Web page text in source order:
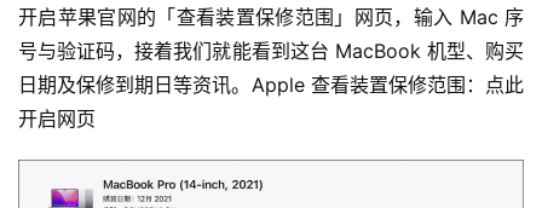
开启苹果官网的「查看装置保修范围」网页，输入 Mac 序
号与验证码，接着我们就能看到这台 MacBook 机型、购买
日期及保修到期日等资讯。Apple 查看装置保修范围：点此
开启网页